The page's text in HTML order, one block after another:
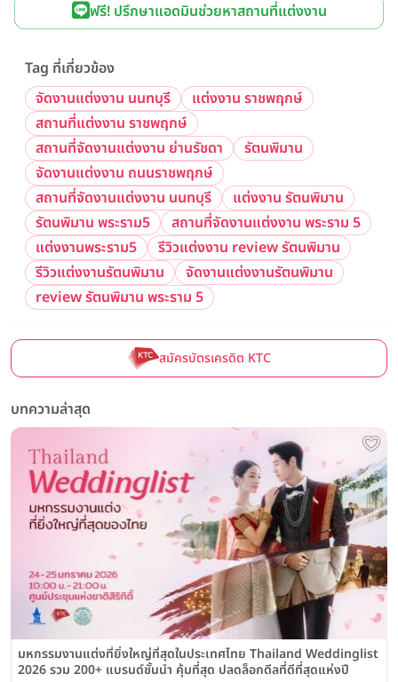
ฟรี! ปรึกษาแอดมินช่วยหาสถานที่แต่งงาน
Tag ที่เกี่ยวข้อง
จัดงานแต่งงาน นนทบุรี
แต่งงาน ราชพฤกษ์
สถานที่แต่งงาน ราชพฤกษ์
สถานที่จัดงานแต่งงาน ย่านรัชดา
รัตนพิมาน
จัดงานแต่งงาน ถนนราชพฤกษ์
สถานที่จัดงานแต่งงาน นนทบุรี
แต่งงาน รัตนพิมาน
รัตนพิมาน พระราม5
สถานที่จัดงานแต่งงาน พระราม 5
แต่งงานพระราม5
รีวิวแต่งงาน review รัตนพิมาน
รีวิวแต่งงานรัตนพิมาน
จัดงานแต่งงานรัตนพิมาน
review รัตนพิมาน พระราม 5
สมัครบัตรเครดิต KTC
บทความล่าสุด
มหกรรมงานแต่งที่ยิ่งใหญ่ที่สุดในประเทศไทย Thailand Weddinglist
2026 รวม 200+ แบรนด์ชั้นนำ คุ้มที่สุด ปลดล็อกดีลที่ดีที่สุดแห่งปี